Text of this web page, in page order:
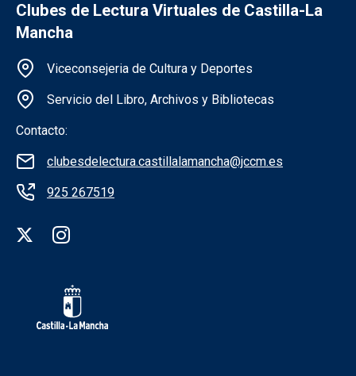
Clubes de Lectura Virtuales de Castilla-La
Mancha
Información de la institución
Viceconsejeria de Cultura y Deportes
Servicio del Libro, Archivos y Bibliotecas
Contacto:
clubesdelectura.castillalamancha@jccm.es
925 267519
Redes sociales institución